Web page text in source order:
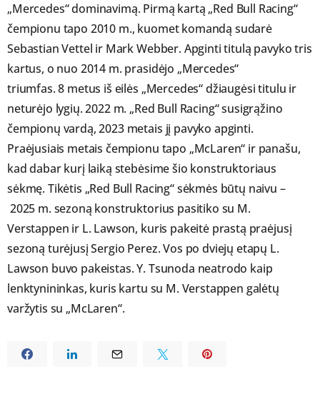
„Mercedes“ dominavimą. Pirmą kartą „Red Bull Racing“
čempionu tapo 2010 m., kuomet komandą sudarė
Sebastian Vettel ir Mark Webber. Apginti titulą pavyko tris
kartus, o nuo 2014 m. prasidėjo „Mercedes“
triumfas. 8 metus iš eilės „Mercedes“ džiaugėsi titulu ir
neturėjo lygių. 2022 m. „Red Bull Racing“ susigrąžino
čempionų vardą, 2023 metais jį pavyko apginti.
Praėjusiais metais čempionu tapo „McLaren“ ir panašu,
kad dabar kurį laiką stebėsime šio konstruktoriaus
sėkmę. Tikėtis „Red Bull Racing“ sėkmės būtų naivu –
2025 m. sezoną konstruktorius pasitiko su M.
Verstappen ir L. Lawson, kuris pakeitė prastą praėjusį
sezoną turėjusį Sergio Perez. Vos po dviejų etapų L.
Lawson buvo pakeistas. Y. Tsunoda neatrodo kaip
lenktynininkas, kuris kartu su M. Verstappen galėtų
varžytis su „McLaren“.